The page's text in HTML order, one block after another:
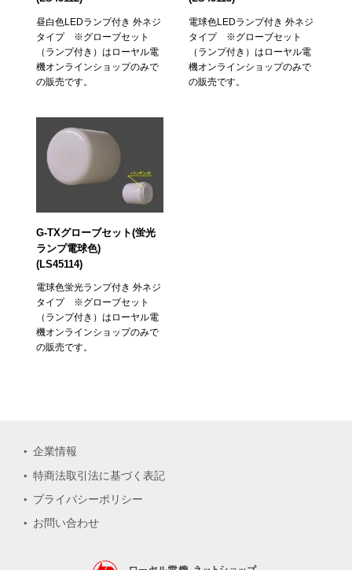
昼白色LEDランプ付き 外ネジ
タイプ ※グローブセット
（ランプ付き）はローヤル電
機オンラインショップのみで
の販売です。
電球色LEDランプ付き 外ネジ
タイプ ※グローブセット
（ランプ付き）はローヤル電
機オンラインショップのみで
の販売です。
G-TXグローブセット(蛍光
ランプ電球色)
(LS45114)
電球色蛍光ランプ付き 外ネジ
タイプ ※グローブセット
（ランプ付き）はローヤル電
機オンラインショップのみで
の販売です。
企業情報
特商法取引法に基づく表記
プライバシーポリシー
お問い合わせ